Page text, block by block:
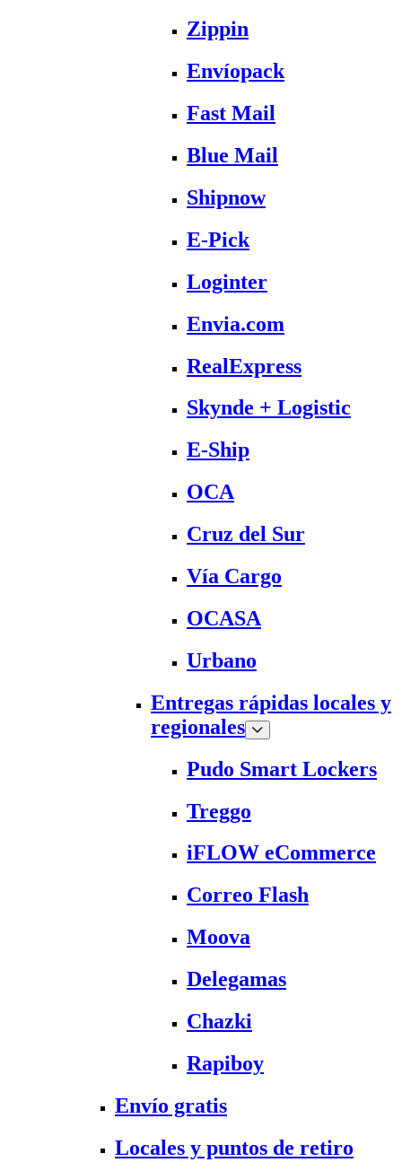
Zippin
Envíopack
Fast Mail
Blue Mail
Shipnow
E-Pick
Loginter
Envia.com
RealExpress
Skynde + Logistic
E-Ship
OCA
Cruz del Sur
Vía Cargo
OCASA
Urbano
Entregas rápidas locales y
regionales
Pudo Smart Lockers
Treggo
iFLOW eCommerce
Correo Flash
Moova
Delegamas
Chazki
Rapiboy
Envío gratis
Locales y puntos de retiro